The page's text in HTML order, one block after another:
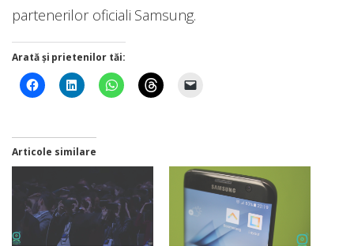
partenerilor oficiali Samsung.
Arată și prietenilor tăi:
Articole similare